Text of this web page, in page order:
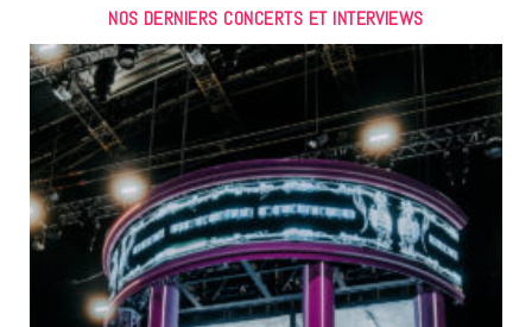
NOS DERNIERS CONCERTS ET INTERVIEWS